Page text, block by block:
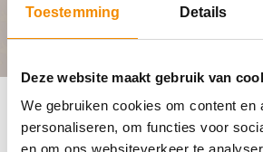
Toestemming Details
Deze website maakt gebruik van
We gebruiken cookies om content en
personaliseren, om functies voor
en om ons websiteverkeer te